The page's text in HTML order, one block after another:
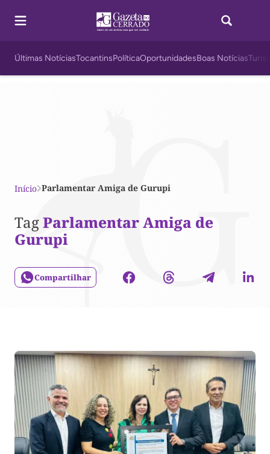
Últimas NotíciasTocantinsPolíticaOportunidadesBoas Notícias
Início Parlamentar Amiga de Gurupi
TagParlamentar Amiga de
Gurupi
Compartilhar